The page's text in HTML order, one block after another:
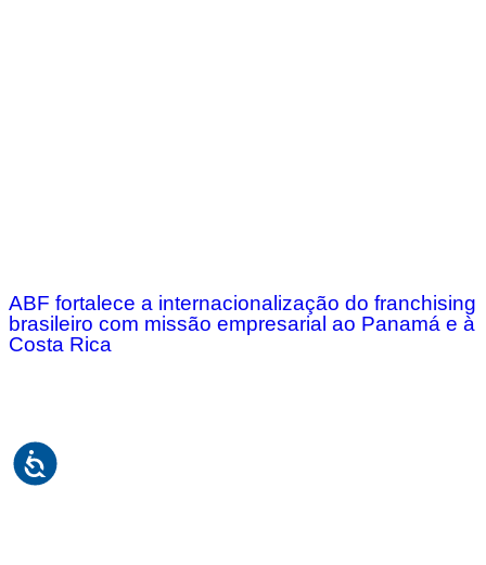
ABF fortalece a internacionalização do franchising
brasileiro com missão empresarial ao Panamá e à
Costa Rica